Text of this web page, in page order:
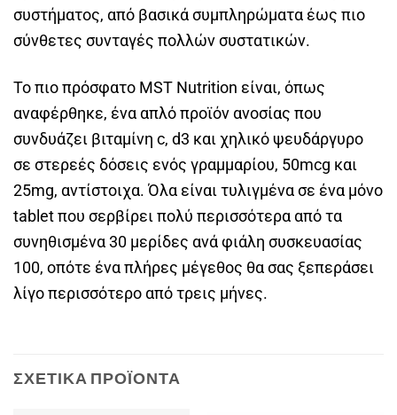
συστήματος, από βασικά συμπληρώματα έως πιο
σύνθετες συνταγές πολλών συστατικών.
Το πιο πρόσφατο MST Nutrition είναι, όπως
αναφέρθηκε, ένα απλό προϊόν ανοσίας που
συνδυάζει βιταμίνη c, d3 και χηλικό ψευδάργυρο
σε στερεές δόσεις ενός γραμμαρίου, 50mcg και
25mg, αντίστοιχα. Όλα είναι τυλιγμένα σε ένα μόνο
tablet που σερβίρει πολύ περισσότερα από τα
συνηθισμένα 30 μερίδες ανά φιάλη συσκευασίας
100, οπότε ένα πλήρες μέγεθος θα σας ξεπεράσει
λίγο περισσότερο από τρεις μήνες.
ΣΧΕΤΙΚΆ ΠΡΟΪΌΝΤΑ